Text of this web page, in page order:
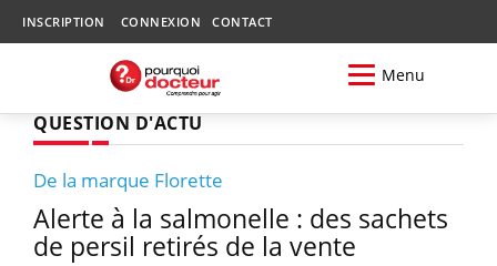
INSCRIPTION CONNEXION CONTACT
Menu
QUESTION D'ACTU
De la marque Florette
Alerte à la salmonelle : des sachets
de persil retirés de la vente